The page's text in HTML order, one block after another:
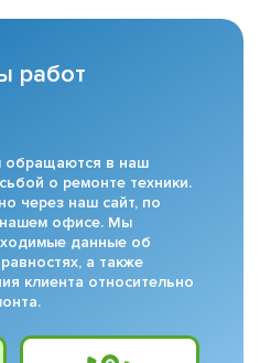
работ
обращаются в наш
о ремонте техники.
через наш сайт, по
нашем офисе. Мы
данные об
а также
клиента относительно